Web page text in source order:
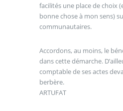
facilités une place de choix
bonne chose à mon sens)
communautaires.
Accordons, au moins, le
dans cette démarche.
comptable de ses actes
berbère.
ARTUFAT